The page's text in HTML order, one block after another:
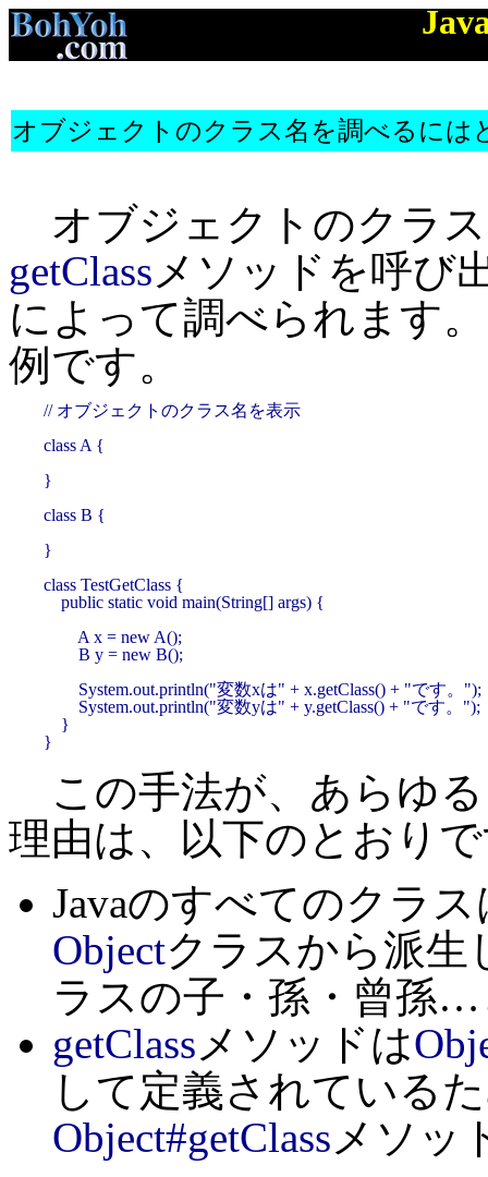
オブジェクトのクラス名を調べるには
オブジェクトのクラ
getClassメソッドを呼び
によって調べられます
例です。
// オブジェクトのクラス名を表示
class A {
}
class B {
}
class TestGetClass {
    public static void main(String[] args) {
        A x = new A();
        B y = new B();
        System.out.println("変数xは" + x.getClass() + "です。");
        System.out.println("変数yは" + y.getClass() + "です。");
    }
}
この手法が、あらゆ
理由は、以下のとおり
Javaのすべてのクラ
Objectクラスから派生
ラスの子・孫・曾孫
getClassメソッドは
して定義されている
Object#getClassメソッ